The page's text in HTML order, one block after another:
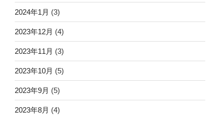
2024年1月 (3)
2023年12月 (4)
2023年11月 (3)
2023年10月 (5)
2023年9月 (5)
2023年8月 (4)